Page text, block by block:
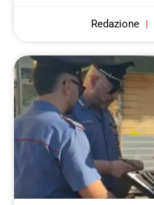
Redazione